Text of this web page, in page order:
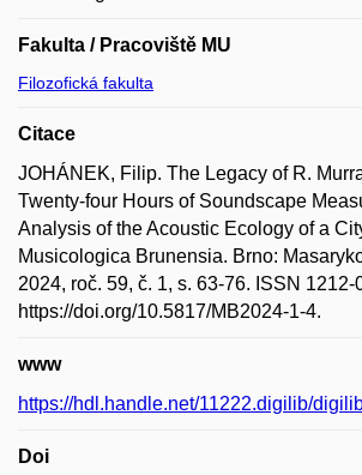
Fakulta / Pracoviště MU
Filozofická fakulta
Citace
JOHÁNEK, Filip. The Legacy of R.
Twenty-four Hours of Soundscape
Analysis of the Acoustic Ecology of a
Musicologica Brunensia. Brno:
2024, roč. 59, č. 1, s. 63-76. ISSN 1212-
https://doi.org/10.5817/MB2024-1-4.
www
https://hdl.handle.net/11222.digilib/
Doi